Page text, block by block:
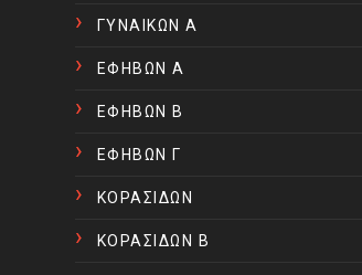
ΓΥΝΑΙΚΩΝ Α
ΕΦΗΒΩΝ Α
ΕΦΗΒΩΝ Β
ΕΦΗΒΩΝ Γ
ΚΟΡΑΣΙΔΩΝ
ΚΟΡΑΣΙΔΩΝ Β